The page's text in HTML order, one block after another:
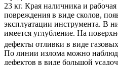
23 кг. Края наличника и
повреждения в виде сколов,
эксплуатации инструмента. В
имеется углубление. На
дефекты отливки в виде газовых
По линии излома можно
дефектов в виде большой